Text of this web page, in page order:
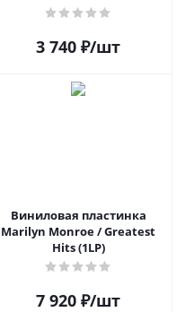
3 740 ₽/шт
Виниловая пластинка
Marilyn Monroe / Greatest
Hits (1LP)
7 920 ₽/шт